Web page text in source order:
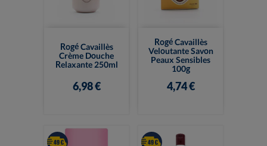
Rogé Cavaillès
Crème Douche
Relaxante 250ml
6,98 €
Rogé Cavaillès
Veloutante Savon
Peaux Sensibles
100g
4,74 €